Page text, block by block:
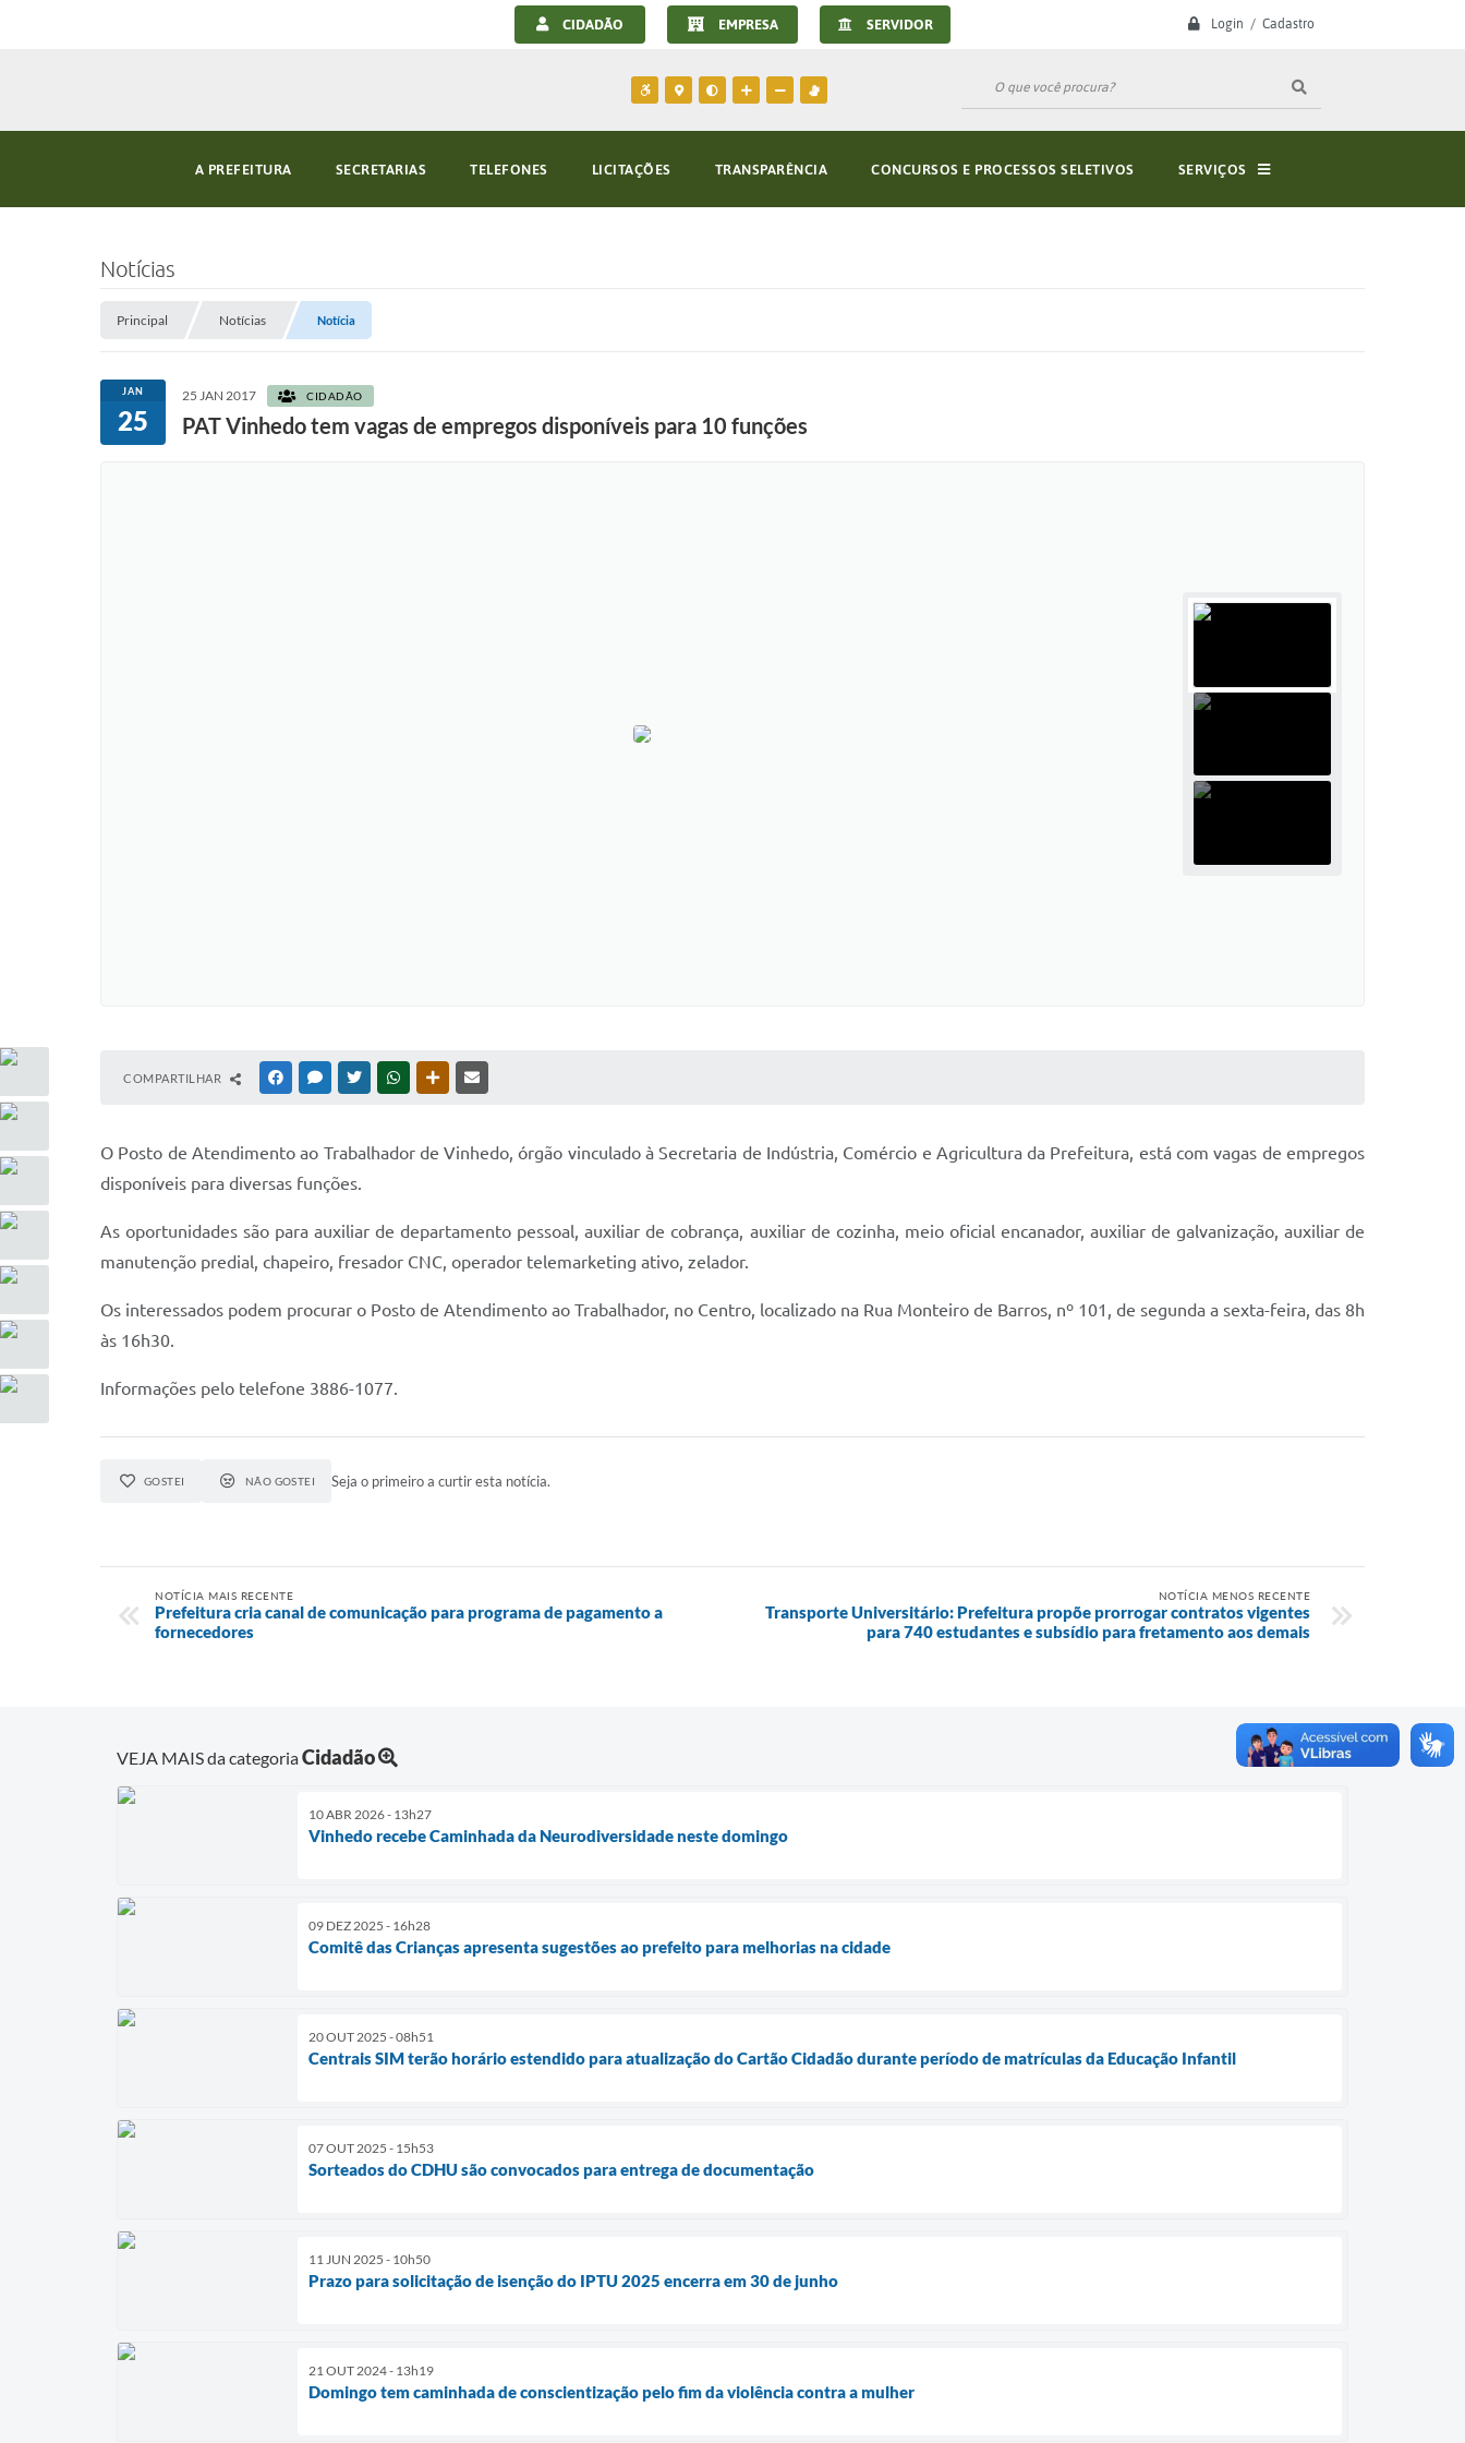
Login / Cadastro
CIDADÃO EMPRESA SERVIDOR
A PREFEITURA SECRETARIAS TELEFONES LICITAÇÕES TRANSPARÊNCIA CONCURSOS E PROCESSOS SELETIVOS SERVIÇOS
Notícias
Principal Notícias Notícia
JAN
25
25 JAN 2017 CIDADÃO
PAT Vinhedo tem vagas de empregos disponíveis para 10 funções
COMPARTILHAR FACEBOOKMESSENGER
TWITTERWHATSAPPOUTRAS MÍDIAS
O Posto de Atendimento ao Trabalhador de Vinhedo, órgão vinculado à Secretaria de Indústria, Comércio e Agricultura da Prefeitura, está com vagas de empregos
disponíveis para diversas funções.
As oportunidades são para auxiliar de departamento pessoal, auxiliar de cobrança, auxiliar de cozinha, meio oficial encanador, auxiliar de galvanização, auxiliar de
manutenção predial, chapeiro, fresador CNC, operador telemarketing ativo, zelador.
Os interessados podem procurar o Posto de Atendimento ao Trabalhador, no Centro, localizado na Rua Monteiro de Barros, nº 101, de segunda a sexta-feira, das 8h
às 16h30.
Informações pelo telefone 3886-1077.
GOSTEI NÃO GOSTEI Seja o primeiro a curtir esta notícia.
NOTÍCIA MAIS RECENTE
Prefeitura cria canal de comunicação para programa de pagamento a
fornecedores
NOTÍCIA MENOS RECENTE
Transporte Universitário: Prefeitura propõe prorrogar contratos vigentes
para 740 estudantes e subsídio para fretamento aos demais
VEJA MAIS da categoriaCidadão
10 ABR 2026 - 13h27
Vinhedo recebe Caminhada da Neurodiversidade neste domingo
09 DEZ 2025 - 16h28
Comitê das Crianças apresenta sugestões ao prefeito para melhorias na cidade
20 OUT 2025 - 08h51
Centrais SIM terão horário estendido para atualização do Cartão Cidadão durante período de matrículas da Educação Infantil
07 OUT 2025 - 15h53
Sorteados do CDHU são convocados para entrega de documentação
11 JUN 2025 - 10h50
Prazo para solicitação de isenção do IPTU 2025 encerra em 30 de junho
21 OUT 2024 - 13h19
Domingo tem caminhada de conscientização pelo fim da violência contra a mulher